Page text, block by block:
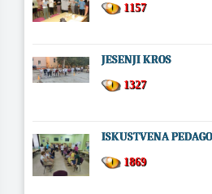
1157
JESENJI KROS
1327
ISKUSTVENA
1869